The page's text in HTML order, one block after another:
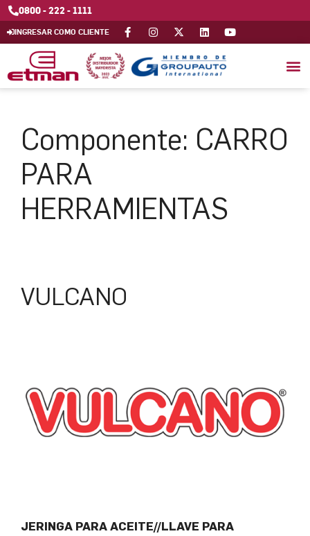
0800 - 222 - 1111
INGRESAR COMO CLIENTE
Componente: CARRO
PARA
HERRAMIENTAS
VULCANO
JERINGA PARA ACEITE//LLAVE PARA